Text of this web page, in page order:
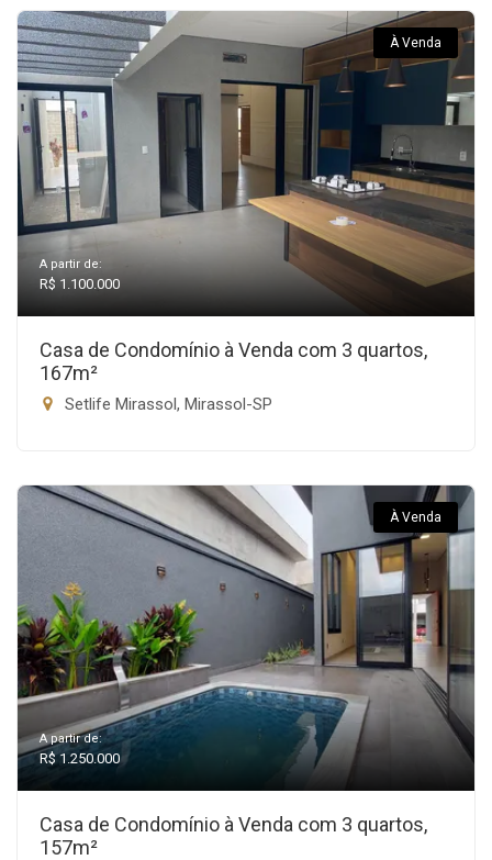
À Venda
A partir de:
R$ 1.100.000
Casa de Condomínio à Venda com 3 quartos,
167m²
Setlife Mirassol, Mirassol-SP
À Venda
A partir de:
R$ 1.250.000
Casa de Condomínio à Venda com 3 quartos,
157m²